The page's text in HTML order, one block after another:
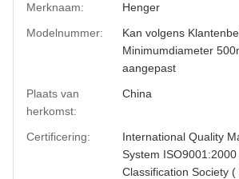
Merknaam:
Henger
Modelnummer:
Kan volgens
Minimumdiameter
aangepast
Plaats van
herkomst:
China
Certificering:
International Quality
System
Classification Society